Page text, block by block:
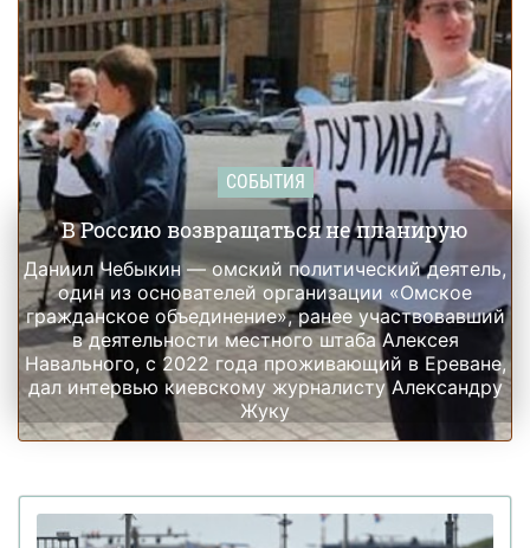
СОБЫТИЯ
В Россию возвращаться не планирую
Даниил Чебыкин — омский политический деятель,
один из основателей организации «Омское
гражданское объединение», ранее участвовавший
в деятельности местного штаба Алексея
Навального, с 2022 года проживающий в Ереване,
дал интервью киевскому журналисту Александру
Жуку